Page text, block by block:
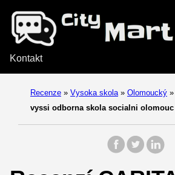
Kontakt
Recenze » Vysoka skola » Olomoucký »
vyssi odborna skola socialni olomouc